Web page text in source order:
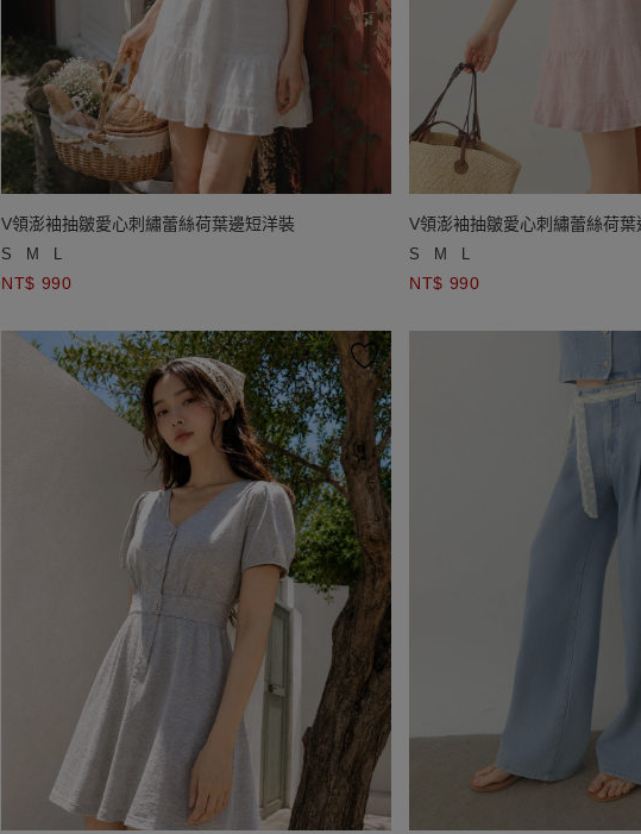
V領澎袖抽皺愛心刺繡蕾絲荷葉邊短洋裝
S M
NT$ 990
V領澎袖抽皺愛心刺繡蕾絲荷葉
S M
NT$ 990